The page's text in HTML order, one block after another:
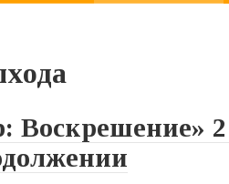
Воскрешение»